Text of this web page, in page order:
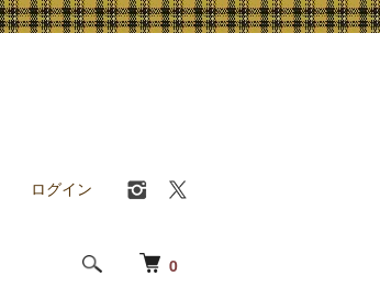
0
ログイン